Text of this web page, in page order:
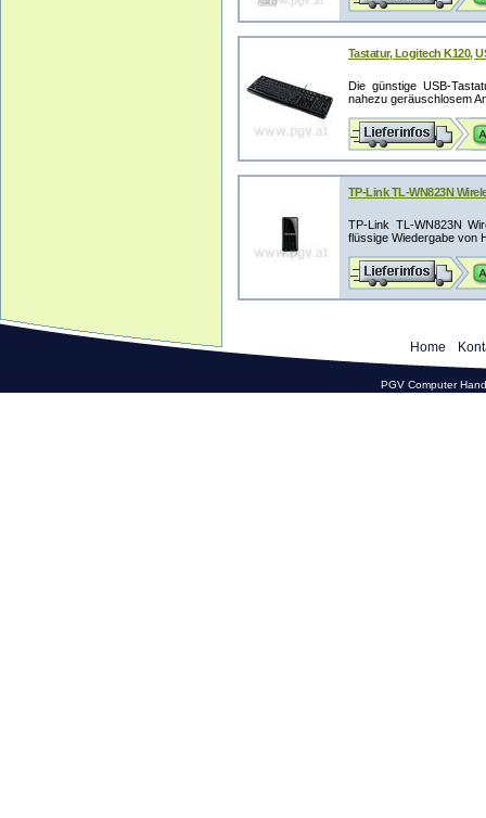
Tastatur, Logitech K120,
Die günstige USB-
nahezu geräuschlosem
TP-Link TL-WN823N
TP-Link TL-WN823N
flüssige Wiedergabe von
Home
PGV Computer